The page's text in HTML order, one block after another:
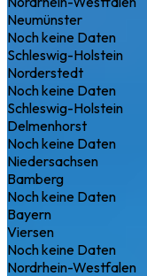
Neumünster
Noch keine Daten
Schleswig-Holstein
Norderstedt
Noch keine Daten
Schleswig-Holstein
Delmenhorst
Noch keine Daten
Niedersachsen
Bamberg
Noch keine Daten
Bayern
Viersen
Noch keine Daten
Nordrhein-Westfalen